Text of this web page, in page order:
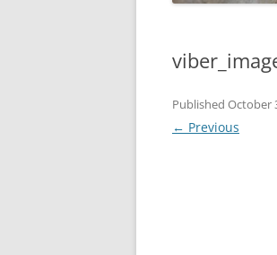
Published October
← Previous